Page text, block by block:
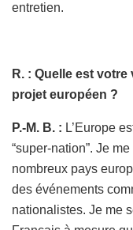
entretien.
R. : Quelle est
projet européen ?
P.-M. B. : L’Europe
“super-nation”. Je
nombreux pays
des événements
nationalistes. Je me